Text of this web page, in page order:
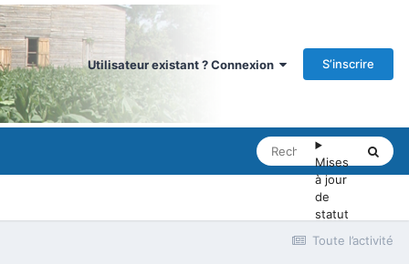
Utilisateur existant ? Connexion S’inscrire
Mises
à jour
de
statut
Toute l’activité